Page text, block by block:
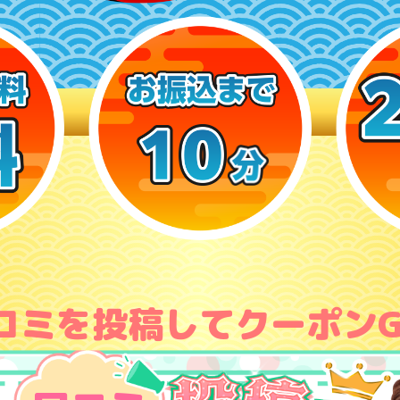
ミを投稿してクーポン